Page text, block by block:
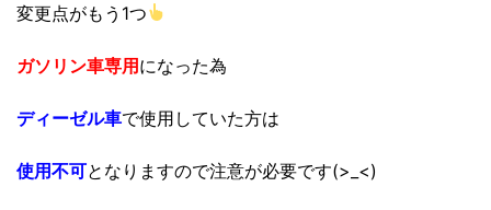
変更点がもう1つ
ガソリン車専用になった為
ディーゼル車で使用していた方は
使用不可となりますので注意が必要です(>_<)